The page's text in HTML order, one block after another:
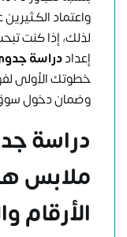
واعتماد
لذلك، إذا كنت
إعداددراسة
خطوتك الأولى
وضمان دخول
دراسة
ملابس
الأرقام